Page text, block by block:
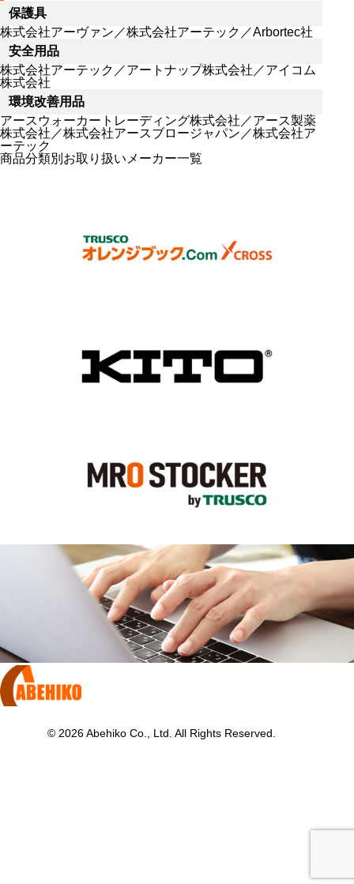
保護具
株式会社アーヴァン／株式会社アーテック／Arbortec社
安全用品
株式会社アーテック／アートナップ株式会社／アイコム
株式会社
環境改善用品
アースウォーカートレーディング株式会社／アース製薬
株式会社／株式会社アースブロージャパン／株式会社ア
ーテック
商品分類別お取り扱いメーカー一覧
オレンジブックCross
KITO
MRO STOCKER
© 2026 Abehiko Co., Ltd. All Rights Reserved.